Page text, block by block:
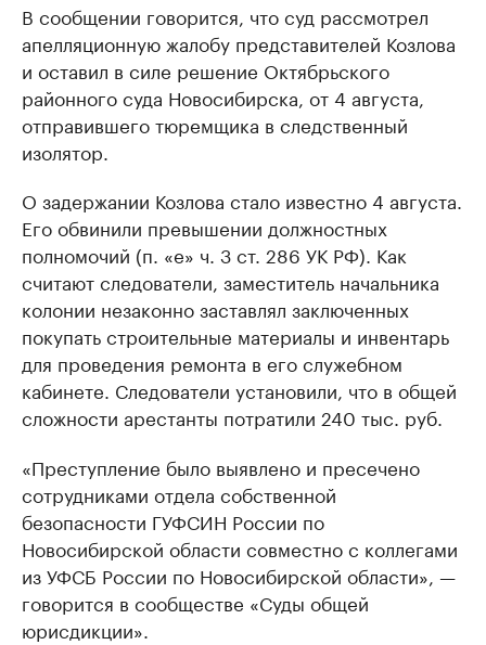
В сообщении говорится, что суд рассмотрел
апелляционную жалобу представителей Козлова
и оставил в силе решение Октябрьского
районного суда Новосибирска, от 4 августа,
отправившего тюремщика в следственный
изолятор.
О задержании Козлова стало известно 4 августа.
Его обвинили превышении должностных
полномочий (п. «е» ч. 3 ст. 286 УК РФ). Как
считают следователи, заместитель начальника
колонии незаконно заставлял заключенных
покупать строительные материалы и инвентарь
для проведения ремонта в его служебном
кабинете. Следователи установили, что в общей
сложности арестанты потратили 240 тыс. руб.
«Преступление было выявлено и пресечено
сотрудниками отдела собственной
безопасности ГУФСИН России по
Новосибирской области совместно с коллегами
из УФСБ России по Новосибирской области», —
говорится в сообществе «Суды общей
юрисдикции».